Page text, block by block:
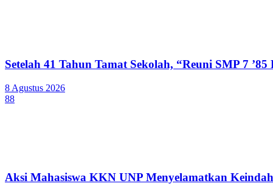
Setelah 41 Tahun Tamat Sekolah, “Reuni SMP 7
8 Agustus 2026
88
Aksi Mahasiswa KKN UNP Menyelamatkan